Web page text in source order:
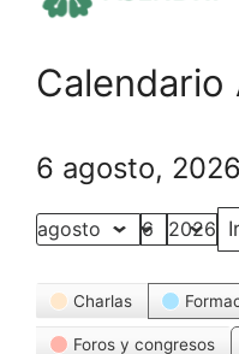
Calendario
6 agosto, 2026
Mes
Día
Año
Categorías
Charlas
Foros y congresos